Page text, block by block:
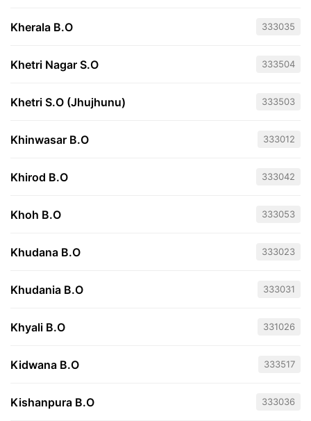
Kherala B.O 333035
Khetri Nagar S.O 333504
Khetri S.O (Jhujhunu) 333503
Khinwasar B.O 333012
Khirod B.O 333042
Khoh B.O 333053
Khudana B.O 333023
Khudania B.O 333031
Khyali B.O 331026
Kidwana B.O 333517
Kishanpura B.O 333036